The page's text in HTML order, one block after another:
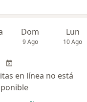
Dom
9 Ago
Lun
10 Ago
en línea no está